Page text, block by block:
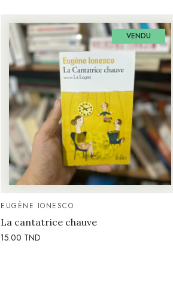
VENDU
EUGÈNE IONESCO
La cantatrice chauve
15.00 TND